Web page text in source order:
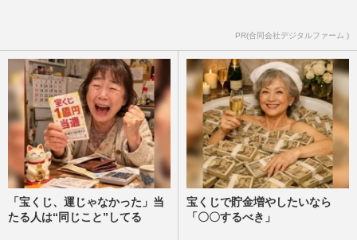
PR(合同会社デジタルファーム )
「宝くじ、運じゃなかった」当
たる人は“同じこと”してる
宝くじで貯金増やしたいなら
「〇〇するべき」